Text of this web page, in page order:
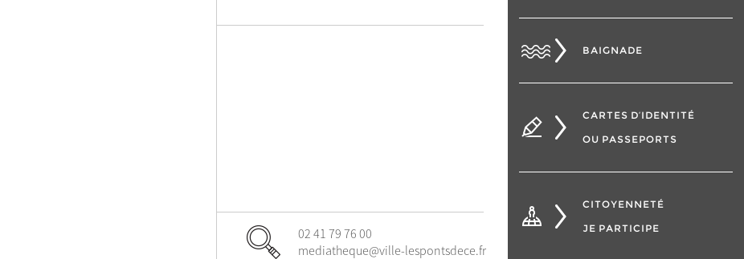
02 41 79 76 00
mediatheque@ville-lespontsdece.fr
BAIGNADE
CARTES D’IDENTITÉ
OU PASSEPORTS
CITOYENNETÉ
JE PARTICIPE